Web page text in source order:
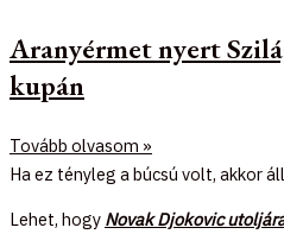
Aranyérmet nyert
kupán
Tovább olvasom »
Ha ez tényleg a búcsú volt, akkor
Lehet, hogy Novak Djokovic